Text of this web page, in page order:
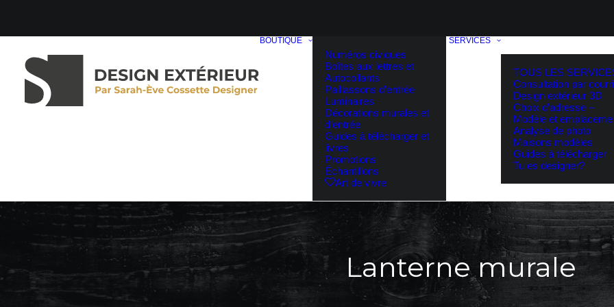
BOUTIQUE
Numéros civiques
Boîtes aux lettres et
Autocollants
Paillassons d’entrée
Luminaires
Décorations murales et
d’entrée
Guides à télécharger et
livres
Promotions
Échantillons
Art de vivre
SERVICES
TOUS LES
Consultation par
Design extérieur 3D
Choix d’adresse –
Modèle et
Analyse de photo
Maisons modèles
Guides à télécharger
Tu es designer?
Lanterne murale